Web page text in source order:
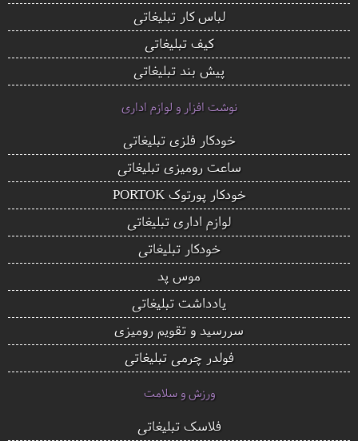
لباس کار تبلیغاتی
کیف تبلیغاتی
پیش بند تبلیغاتی
نوشت افزار و لوازم اداری
خودکار فلزی تبلیغاتی
ساعت رومیزی تبلیغاتی
خودکار پورتوک PORTOK
لوازم اداری تبلیغاتی
خودکار تبلیغاتی
موس پد
یادداشت تبلیغاتی
سررسید و تقویم رومیزی
فولدر چرمی تبلیغاتی
ورزش و سلامت
فلاسک تبلیغاتی